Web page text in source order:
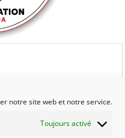
notre site web et notre service.
Toujours activé